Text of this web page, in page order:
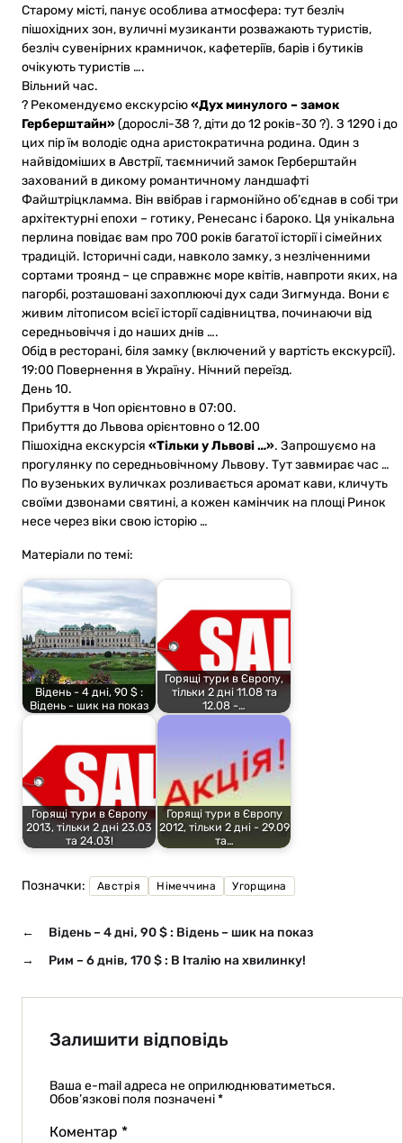
Старому місті, панує особлива атмосфера: тут безліч
пішохідних зон, вуличні музиканти розважають туристів,
безліч сувенірних крамничок, кафетеріїв, барів і бутиків
очікують туристів ….
Вільний час.
? Рекомендуємо екскурсію«Дух минулого – замок
Герберштайн»(дорослі-38 ?, діти до 12 років-30 ?). З 1290 і до
цих пір їм володіє одна аристократична родина. Один з
найвідоміших в Австрії, таємничий замок Герберштайн
захований в дикому романтичному ландшафті
Файштріцкламма. Він ввібрав і гармонійно об’єднав в собі три
архітектурні епохи – готику, Ренесанс і бароко. Ця унікальна
перлина повідає вам про 700 років багатої історії і сімейних
традицій. Історичні сади, навколо замку, з незліченними
сортами троянд – це справжнє море квітів, навпроти яких, на
пагорбі, розташовані захоплюючі дух сади Зигмунда. Вони є
живим літописом всієї історії садівництва, починаючи від
середньовіччя і до наших днів ….
Обід в ресторані, біля замку (включений у вартість екскурсії).
19:00 Повернення в Україну. Нічний переїзд.
День 10.
Прибуття в Чоп орієнтовно в 07:00.
Прибуття до Львова орієнтовно о 12.00
Пішохідна екскурсія «Тільки у Львові …». Запрошуємо на
прогулянку по середньовічному Львову. Тут завмирає час …
По вузеньких вуличках розливається аромат кави, кличуть
своїми дзвонами святині, а кожен камінчик на площі Ринок
несе через віки свою історію …
Матеріали по темі:
Відень - 4 дні, 90 $ :
Відень - шик на показ
Горящі тури в Європу,
тільки 2 дні 11.08 та
12.08 -…
Горящі тури в Європу
2013, тільки 2 дні 23.03
та 24.03!
Горящі тури в Європу
2012, тільки 2 дні - 29.09
та…
Позначки: Австрія Німеччина Угорщина
←
Відень – 4 дні, 90 $ : Відень – шик на показ
→
Рим – 6 днів, 170 $ : В Італію на хвилинку!
Залишити відповідь
Ваша e-mail адреса не оприлюднюватиметься.
Обов’язкові поля позначені*
Коментар *